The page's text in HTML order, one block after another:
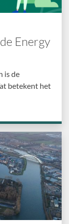
Energy
is de
betekent het